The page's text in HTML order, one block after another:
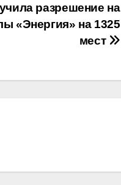
разрешение на
«Энергия» на 1325
мест